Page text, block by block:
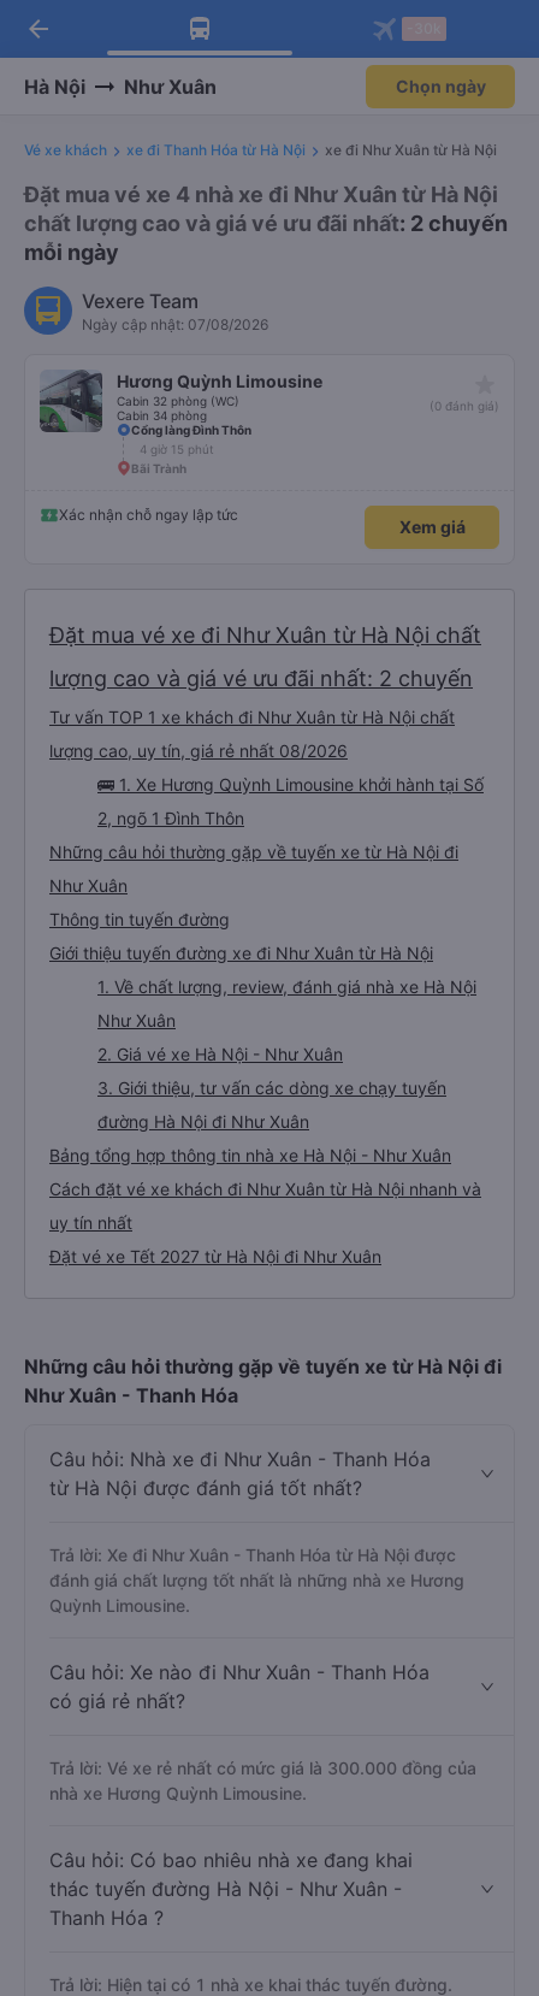
Tải app Vexere ngay!
Nhận ưu đãi thành viên độc
Mở app
Tải app Vexere
-30k/ghế khi đặt vé máy bay qua
Mở app
arrow_back
Hà Nội Như Xuân Chọn ngày
Vé xe khách xe đi Thanh Hóa từ Hà Nội xe đi Như Xuân từ Hà Nội
Đặt mua vé xe 4 nhà xe đi Như Xuân từ Hà Nội
chất lượng cao và giá vé ưu đãi nhất: 2 chuyến
mỗi ngày
Vexere Team
Ngày cập nhật: 07/08/2026
Hương Quỳnh Limousine
Cabin 32 phòng (WC)
Cabin 34 phòng
(0 đánh giá)
Cổng làng Đình Thôn
4 giờ 15 phút
Bãi Trành
Xác nhận chỗ ngay lập tức
Xem giá
Đặt mua vé xe đi Như Xuân từ Hà Nội chất
lượng cao và giá vé ưu đãi nhất: 2 chuyến
Tư vấn TOP 1 xe khách đi Như Xuân từ Hà Nội chất
lượng cao, uy tín, giá rẻ nhất 08/2026
🚌 1. Xe Hương Quỳnh Limousine khởi hành tại Số
2, ngõ 1 Đình Thôn
Những câu hỏi thường gặp về tuyến xe từ Hà Nội đi
Như Xuân
Thông tin tuyến đường
Giới thiệu tuyến đường xe đi Như Xuân từ Hà Nội
1. Về chất lượng, review, đánh giá nhà xe Hà Nội
Như Xuân
2. Giá vé xe Hà Nội - Như Xuân
3. Giới thiệu, tư vấn các dòng xe chạy tuyến
đường Hà Nội đi Như Xuân
Bảng tổng hợp thông tin nhà xe Hà Nội - Như Xuân
Cách đặt vé xe khách đi Như Xuân từ Hà Nội nhanh và
uy tín nhất
Đặt vé xe Tết 2027 từ Hà Nội đi Như Xuân
Những câu hỏi thường gặp về tuyến xe từ Hà Nội đi
Như Xuân - Thanh Hóa
Câu hỏi: Nhà xe đi Như Xuân - Thanh Hóa
từ Hà Nội được đánh giá tốt nhất?
Trả lời: Xe đi Như Xuân - Thanh Hóa từ Hà Nội được
đánh giá chất lượng tốt nhất là những nhà xe Hương
Quỳnh Limousine.
Câu hỏi: Xe nào đi Như Xuân - Thanh Hóa
có giá rẻ nhất?
Trả lời: Vé xe rẻ nhất có mức giá là 300.000 đồng của
nhà xe Hương Quỳnh Limousine.
Câu hỏi: Có bao nhiêu nhà xe đang khai
thác tuyến đường Hà Nội - Như Xuân -
Thanh Hóa ?
Trả lời: Hiện tại có 1 nhà xe khai thác tuyến đường.